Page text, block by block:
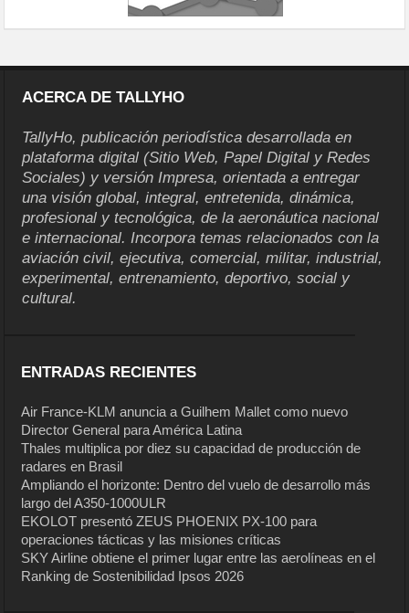
ACERCA DE TALLYHO
TallyHo, publicación periodística desarrollada en
plataforma digital (Sitio Web, Papel Digital y Redes
Sociales) y versión Impresa, orientada a entregar
una visión global, integral, entretenida, dinámica,
profesional y tecnológica, de la aeronáutica nacional
e internacional. Incorpora temas relacionados con la
aviación civil, ejecutiva, comercial, militar, industrial,
experimental, entrenamiento, deportivo, social y
cultural.
ENTRADAS RECIENTES
Air France-KLM anuncia a Guilhem Mallet como nuevo
Director General para América Latina
Thales multiplica por diez su capacidad de producción de
radares en Brasil
Ampliando el horizonte: Dentro del vuelo de desarrollo más
largo del A350-1000ULR
EKOLOT presentó ZEUS PHOENIX PX-100 para
operaciones tácticas y las misiones críticas
SKY Airline obtiene el primer lugar entre las aerolíneas en el
Ranking de Sostenibilidad Ipsos 2026